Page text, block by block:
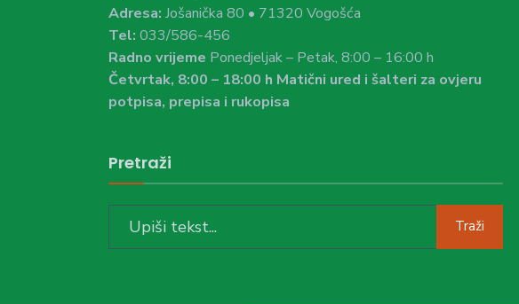
Adresa: Jošanička 80 • 71320 Vogošća
Tel: 033/586-456
Radno vrijeme Ponedjeljak – Petak, 8:00 – 16:00 h
Četvrtak, 8:00 – 18:00 h Matični ured i šalteri za ovjeru
potpisa, prepisa i rukopisa
Pretraži
Traži